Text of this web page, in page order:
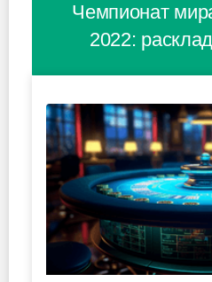
Чемпионат
2022: